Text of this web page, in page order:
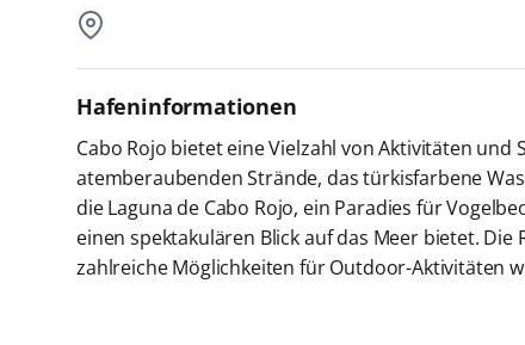
Hafeninformationen
Cabo Rojo bietet eine Vielzahl von Aktivitäten
atemberaubenden Strände, das türkisfarbene
die Laguna de Cabo Rojo, ein Paradies für
einen spektakulären Blick auf das Meer bietet.
zahlreiche Möglichkeiten für Outdoor-Aktivitäten